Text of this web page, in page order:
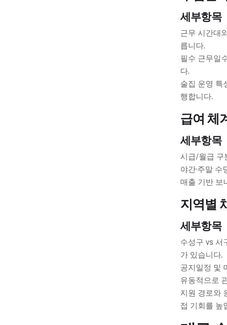
세부항목
근무 시간대
릅니다.
필수 근무일
다.
술집 운영 특
행합니다.
급여 체
세부항목
시급/월급 구
야간·주말
매출 기반 보
지역별
세부항목
수성구 vs 서
가 있습니다.
공지일정 및
유동적으로
지원 경로와
접 기회를 높